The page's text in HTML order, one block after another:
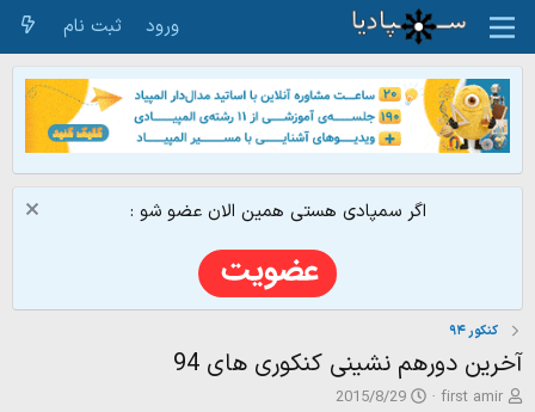
ورود ثبت نام
اگر سمپادی هستی همین الان عضو شو :
کنکور ۹۴
آخرین دورهم نشینی کنکوری های 94
ش
first amir
ت2015/8/29